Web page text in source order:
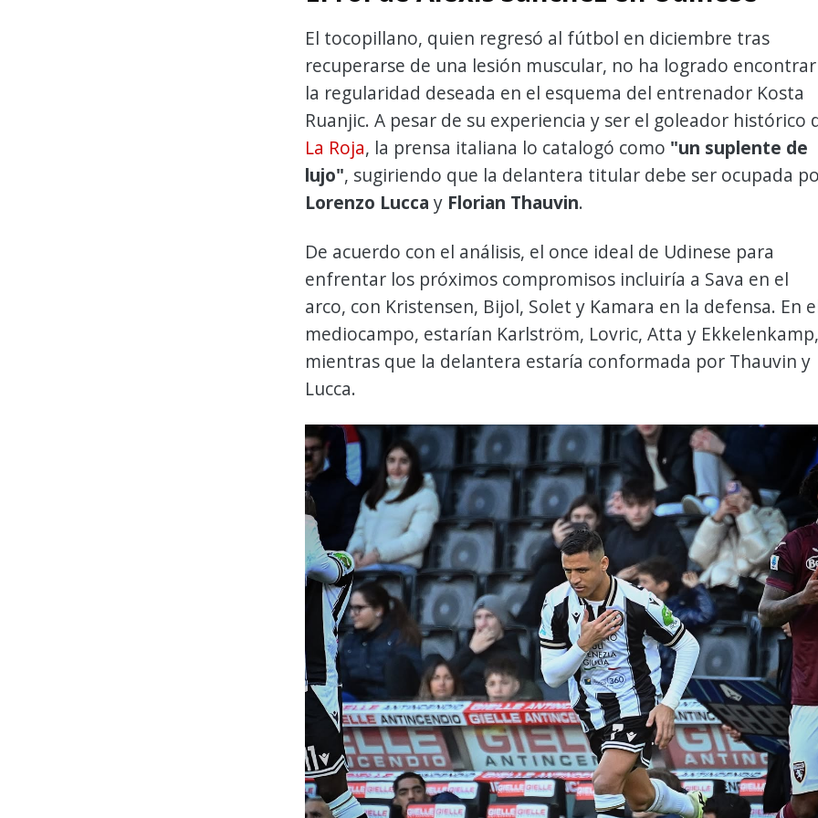
El tocopillano, quien regresó al fútbol en diciembre tras
recuperarse de una lesión muscular, no ha logrado encontrar
la regularidad deseada en el esquema del entrenador Kosta
Ruanjic. A pesar de su experiencia y ser el goleador histórico
La Roja, la prensa italiana lo catalogó como "un suplente de
lujo", sugiriendo que la delantera titular debe ser ocupada
Lorenzo Lucca y Florian Thauvin.
De acuerdo con el análisis, el once ideal de Udinese para
enfrentar los próximos compromisos incluiría a Sava en el
arco, con Kristensen, Bijol, Solet y Kamara en la defensa. En
mediocampo, estarían Karlström, Lovric, Atta y Ekkelenkamp,
mientras que la delantera estaría conformada por Thauvin y
Lucca.